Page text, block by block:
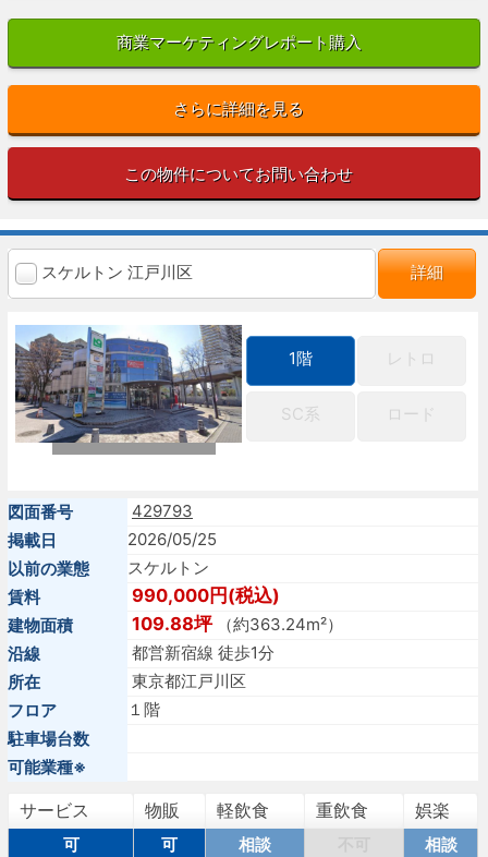
商業マーケティングレポート購入
さらに詳細を見る
この物件についてお問い合わせ
スケルトン 江戸川区 詳細
1階 レトロ
SC系 ロード
図面番号
429793
掲載日
2026/05/25
以前の業態
スケルトン
賃料
990,000円(税込)
建物面積 109.88坪（約363.24m²）
沿線
都営新宿線 徒歩1分
所在
東京都江戸川区
フロア
１階
駐車場台数
可能業種※
サービス 物販 軽飲食 重飲食 娯楽
可 可 相談 相談